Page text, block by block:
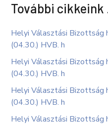
További
Helyi Választási
(04.30.) HVB. h
Helyi Választási
(04.30.) HVB. h
Helyi Választási
(04.30.) HVB. h
Helyi Választási